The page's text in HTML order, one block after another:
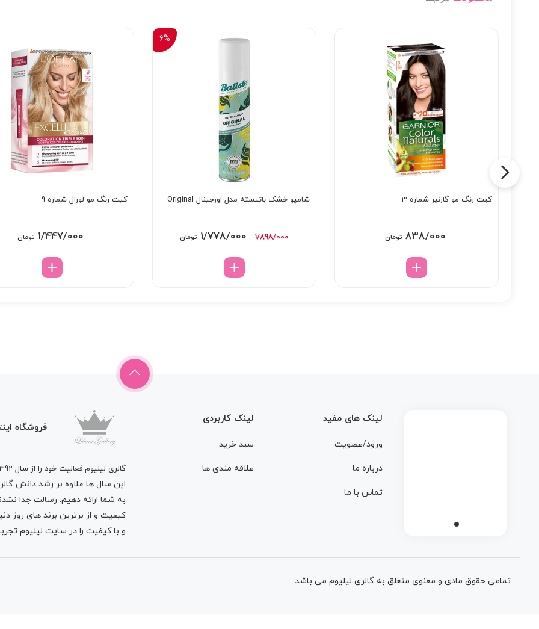
کیت رنگ مو گارنیر شماره 3
838/000 تومان
6%
شامپو خشک باتیسته مدل اورجینال Original
1/898/000
قیمت
بود.
1/778/000 تومانقیمت
کیت رنگ مو لورال شماره 9
1/447/000 تومان
لینک های مفید
ورود/عضویت
درباره ما
تماس با ما
لینک کاربردی
سبد خرید
علاقه مندی ها
فروشگاه
گالری لیلیوم فعالیت خود را از سال 1392
این سال ها علاوه بر رشد دانش
به شما ارائه دهیم. رسالت جدا
کیفیت و از برترین برند های روز
و با کیفیت را در سایت لیلیوم
تمامی حقوق مادی و معنوی متعلق به گالری لیلیوم می باشد.